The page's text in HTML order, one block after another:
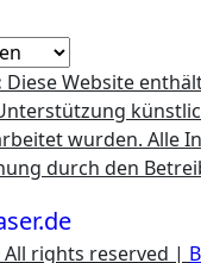
Diese Website
wurden. Alle
durch den
rights reserved |